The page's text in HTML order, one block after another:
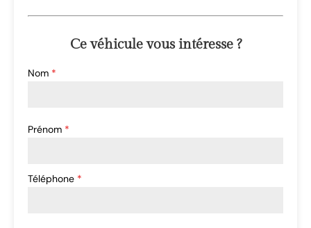
Ce véhicule vous intéresse ?
Nom *
Prénom *
Téléphone *